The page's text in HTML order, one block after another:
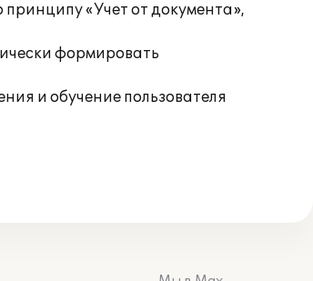
«Учет от документа»,
формировать
и обучение пользователя